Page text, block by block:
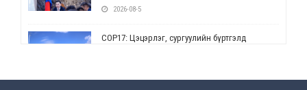
2026-08-5
СОР17: Цэцэрлэг, сургуулийн бүртгэлд